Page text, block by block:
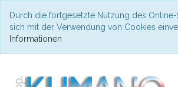
Durch die fortgesetzte Nutzung des
sich mit der Verwendung von Cookies
Informationen